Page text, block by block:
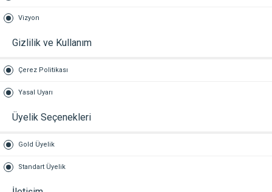
Vizyon
Gizlilik ve Kullanım
Çerez Politikası
Yasal Uyarı
Üyelik Seçenekleri
Gold Üyelik
Standart Üyelik